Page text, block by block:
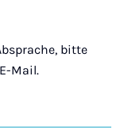
bitte
Mail.